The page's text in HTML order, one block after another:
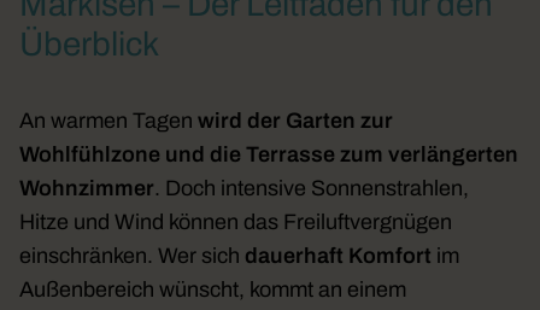
Überblick
An warmen Tagen wird der Garten zur
Wohlfühlzone und die Terrasse zum verlängerten
Wohnzimmer. Doch intensive Sonnenstrahlen,
Hitze und Wind können das Freiluftvergnügen
einschränken. Wer sich dauerhaft Komfort im
Außenbereich wünscht, kommt an einem